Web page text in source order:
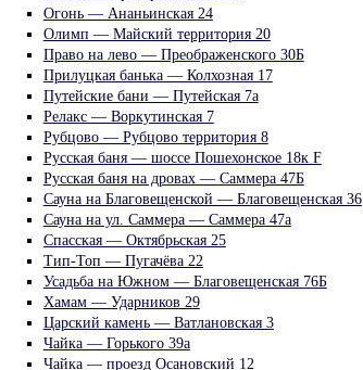
Огонь — Ананьинская 24
Олимп — Майский территория 20
Право на лево — Преображенского 30Б
Прилуцкая банька — Колхозная 17
Путейские бани — Путейская 7а
Релакс — Воркутинская 7
Рубцово — Рубцово территория 8
Русская баня — шоссе Пошехонское 18к F
Русская баня на дровах — Саммера 47Б
Сауна на Благовещенской — Благовещенская 36
Сауна на ул. Саммера — Саммера 47а
Спасская — Октябрьская 25
Тип-Топ — Пугачёва 22
Усадьба на Южном — Благовещенская 76Б
Хамам — Ударников 29
Царский камень — Ватлановская 3
Чайка — Горького 39а
Чайка — проезд Осановский 12